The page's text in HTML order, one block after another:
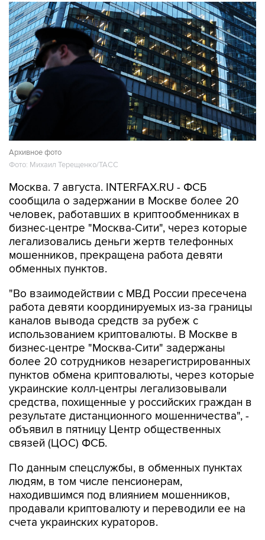
Архивное фото
Фото: Михаил Терещенко/ТАСС
Москва. 7 августа. INTERFAX.RU - ФСБ
сообщила о задержании в Москве более 20
человек, работавших в криптообменниках в
бизнес-центре "Москва-Сити", через которые
легализовались деньги жертв телефонных
мошенников, прекращена работа девяти
обменных пунктов.
"Во взаимодействии с МВД России пресечена
работа девяти координируемых из-за границы
каналов вывода средств за рубеж с
использованием криптовалюты. В Москве в
бизнес-центре "Москва-Сити" задержаны
более 20 сотрудников незарегистрированных
пунктов обмена криптовалюты, через которые
украинские колл-центры легализовывали
средства, похищенные у российских граждан в
результате дистанционного мошенничества", -
объявил в пятницу Центр общественных
связей (ЦОС) ФСБ.
По данным спецслужбы, в обменных пунктах
людям, в том числе пенсионерам,
находившимся под влиянием мошенников,
продавали криптовалюту и переводили ее на
счета украинских кураторов.